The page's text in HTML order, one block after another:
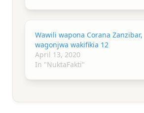
Wawili wapona Corana Zanzibar,
wagonjwa wakifikia 12
April 13, 2020
In "NuktaFakti"